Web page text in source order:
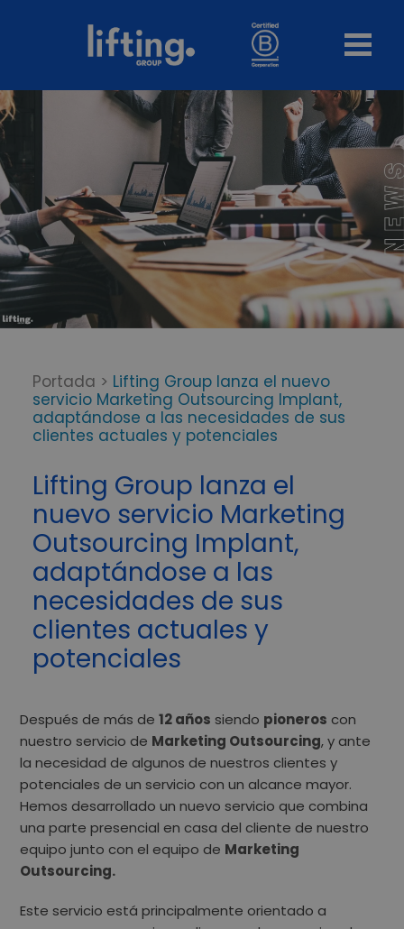
Portada > Lifting Group lanza el nuevo
servicio Marketing Outsourcing Implant,
adaptándose a las necesidades de sus
clientes actuales y potenciales
Lifting Group lanza el
nuevo servicio Marketing
Outsourcing Implant,
adaptándose a las
necesidades de sus
clientes actuales y
potenciales
Después de más de12 años siendo pioneros con
nuestro servicio de Marketing Outsourcing, y ante
la necesidad de algunos de nuestros clientes y
potenciales de un servicio con un alcance mayor.
Hemos desarrollado un nuevo servicio que combina
una parte presencial en casa del cliente de nuestro
equipo junto con el equipo de Marketing
Outsourcing.
Este servicio está principalmente orientado a